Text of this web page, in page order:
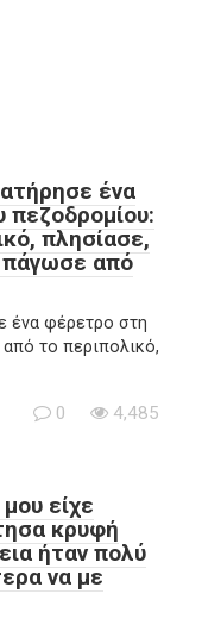
ένα
πλησίασε,
πάγωσε από
ένα φέρετρο στη
το περιπολικό,
0 4,485
είχε
κρυφή
ήταν πολύ
να με